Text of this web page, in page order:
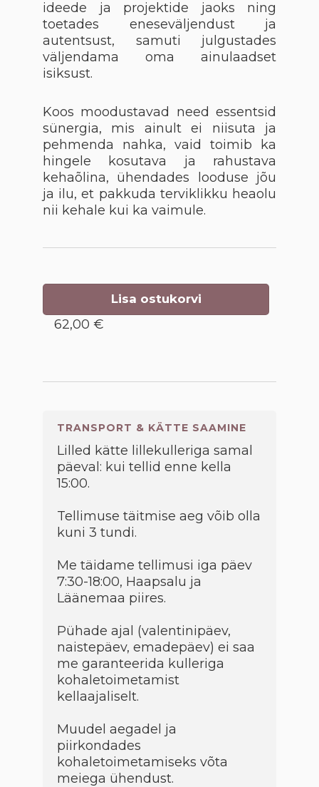
ideede ja projektide jaoks ning
toetades eneseväljendust ja
autentsust, samuti julgustades
väljendama oma ainulaadset
isiksust.
Koos moodustavad need essentsid
sünergia, mis ainult ei niisuta ja
pehmenda nahka, vaid toimib ka
hingele kosutava ja rahustava
kehaõlina, ühendades looduse jõu
ja ilu, et pakkuda terviklikku heaolu
nii kehale kui ka vaimule.
Lisa ostukorvi
62,00 €
TRANSPORT & KÄTTE SAAMINE
Lilled kätte lillekulleriga samal
päeval: kui tellid enne kella
15:00.
Tellimuse täitmise aeg võib olla
kuni 3 tundi.
Me täidame tellimusi iga päev
7:30-18:00, Haapsalu ja
Läänemaa piires.
Pühade ajal (valentinipäev,
naistepäev, emadepäev) ei saa
me garanteerida kulleriga
kohaletoimetamist
kellaajaliselt.
Muudel aegadel ja
piirkondades
kohaletoimetamiseks võta
meiega ühendust.